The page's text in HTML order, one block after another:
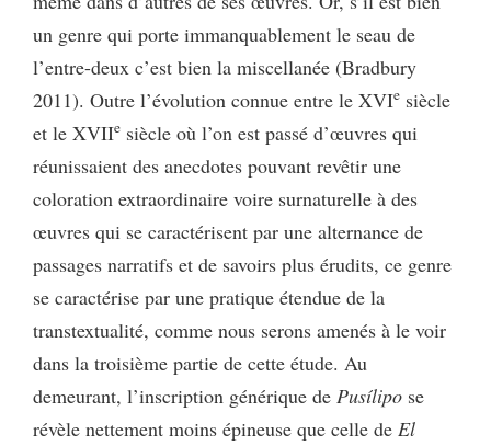
un genre qui porte immanquablement le seau de
l’entre-deux c’est bien la miscellanée (Bradbury
2011). Outre l’évolution connue entre le XVIe siècle
et le XVIIe siècle où l’on est passé d’œuvres qui
réunissaient des anecdotes pouvant revêtir une
coloration extraordinaire voire surnaturelle à des
œuvres qui se caractérisent par une alternance de
passages narratifs et de savoirs plus érudits, ce genre
se caractérise par une pratique étendue de la
transtextualité, comme nous serons amenés à le voir
dans la troisième partie de cette étude. Au
demeurant, l’inscription générique de Pusílipo se
révèle nettement moins épineuse que celle de El